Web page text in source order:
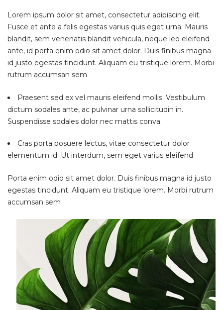
Lorem ipsum dolor sit amet, consectetur adipiscing elit.
Fusce et ante a felis egestas varius quis eget urna. Mauris
blandit, sem venenatis blandit vehicula, neque leo eleifend
ante, id porta enim odio sit amet dolor. Duis finibus magna
id justo egestas tincidunt. Aliquam eu tristique lorem. Morbi
rutrum accumsan sem
Praesent sed ex vel mauris eleifend mollis. Vestibulum
dictum sodales ante, ac pulvinar urna sollicitudin in.
Suspendisse sodales dolor nec mattis conva.
Cras porta posuere lectus, vitae consectetur dolor
elementum id. Ut interdum, sem eget varius eleifend
Porta enim odio sit amet dolor. Duis finibus magna id justo
egestas tincidunt. Aliquam eu tristique lorem. Morbi rutrum
accumsan sem